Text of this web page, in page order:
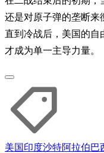
还是对原子弹的垄断来
直到冷战后，美国的自
才成为单一主导力量。
美国印度沙特阿拉伯巴